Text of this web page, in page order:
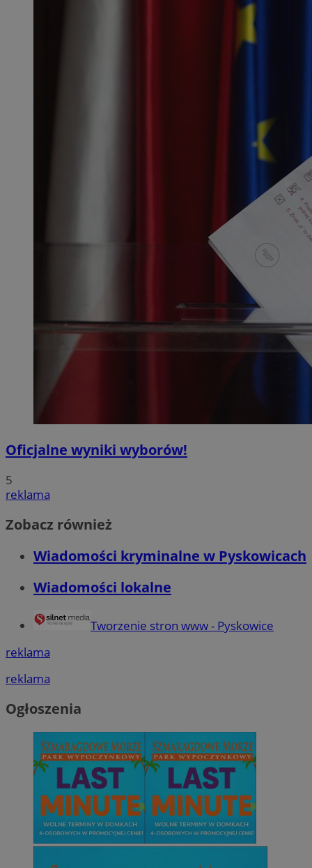
Oficjalne wyniki wyborów!
5
reklama
Zobacz również
Wiadomości kryminalne w Pyskowicach
Wiadomości lokalne
Tworzenie stron www - Pyskowice
reklama
reklama
Ogłoszenia